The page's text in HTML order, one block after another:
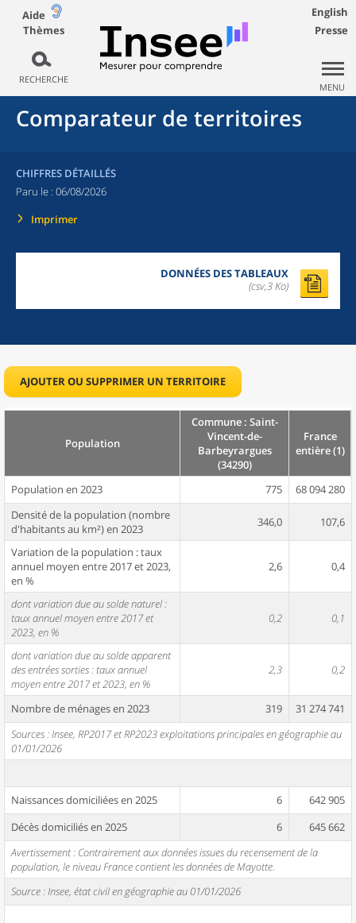
Aide
Thèmes
RECHERCHE
English
Presse
MENU
Comparateur de territoires
CHIFFRES DÉTAILLÉS
Paru le : 06/08/2026
Imprimer
DONNÉES DES TABLEAUX
(csv,3 Ko)
AJOUTER OU SUPPRIMER UN TERRITOIRE
Population
Commune : Saint-
Vincent-de-
Barbeyrargues
(34290)
France
entière (1)
Population en 2023 775
68 094 280
Densité de la population (nombre
d'habitants au km²) en 2023
346,0 107,6
Variation de la population : taux
annuel moyen entre 2017 et 2023,
en %
2,6 0,4
dont variation due au solde naturel :
taux annuel moyen entre 2017 et
2023, en %
0,2 0,1
dont variation due au solde apparent
des entrées sorties : taux annuel
moyen entre 2017 et 2023, en %
2,3 0,2
Nombre de ménages en 2023 319
31 274 741
Sources : Insee, RP2017 et RP2023 exploitations principales en géographie au
01/01/2026
Naissances domiciliées en 2025 6
642 905
Décès domiciliés en 2025
6
645 662
Avertissement : Contrairement aux données issues du recensement de la
population, le niveau France contient les données de Mayotte.
Source : Insee, état civil en géographie au 01/01/2026